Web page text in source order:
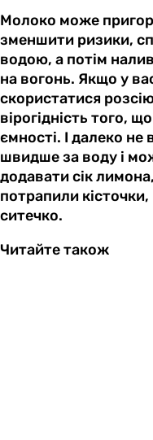
Молоко може
зменшити ризики,
водою, а потім
на вогонь. Якщо у
скористатися
вірогідність того,
ємності. І далеко
швидше за воду і
додавати сік
потрапили
ситечко.
Читайте також